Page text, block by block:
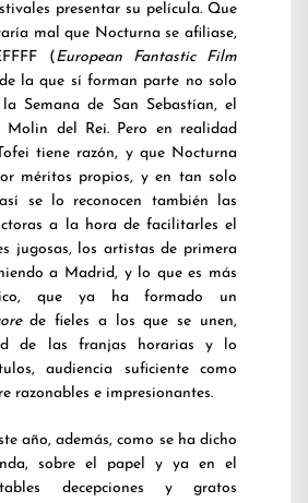
presentar su película. Que
mal que Nocturna se afiliase,
(European Fantastic Film
la que sí forman parte no solo
Semana de San Sebastían, el
Molin del Rei. Pero en realidad
tiene razón, y que Nocturna
méritos propios, y en tan solo
se lo reconocen también las
a la hora de facilitarles el
jugosas, los artistas de primera
a Madrid, y lo que es más
que ya ha formado un
de fieles a los que se unen,
de las franjas horarias y lo
audiencia suficiente como
razonables e impresionantes.
año, además, como se ha dicho
sobre el papel y ya en el
decepciones y gratos